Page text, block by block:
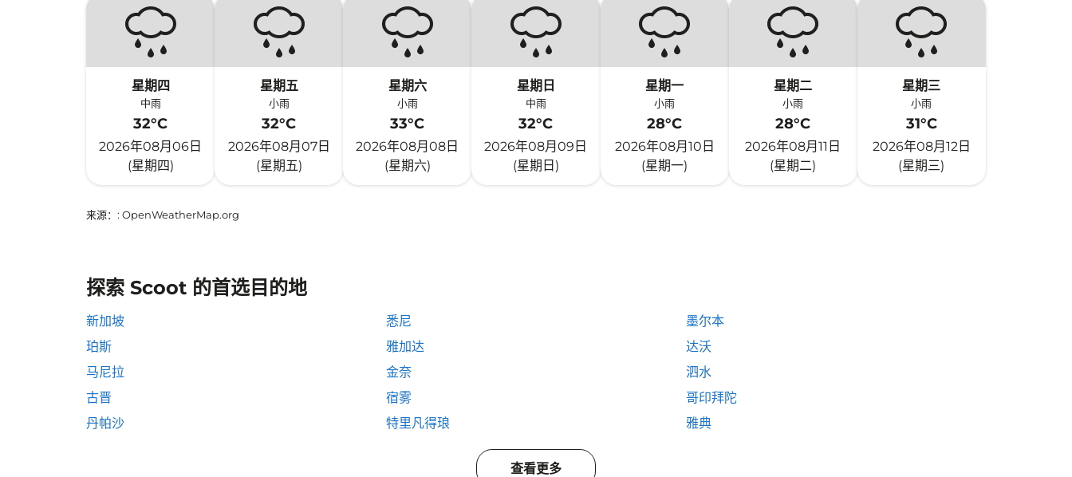
星期四
中雨
32°C
2026年08月06日
(星期四)
星期五
小雨
32°C
2026年08月07日
(星期五)
星期六
小雨
33°C
2026年08月08日
(星期六)
星期日
中雨
32°C
2026年08月09日
(星期日)
星期一
小雨
28°C
2026年08月10日
(星期一)
星期二
小雨
28°C
2026年08月11日
(星期二)
星期三
小雨
31°C
2026年08月12日
(星期三)
来源： : OpenWeatherMap.org
探索 Scoot 的首选目的地
新加坡 悉尼
墨尔本
珀斯
雅加达
达沃
马尼拉
金奈
泗水
古晋
宿雾
哥印拜陀
丹帕沙
特里凡得琅 雅典
查看更多